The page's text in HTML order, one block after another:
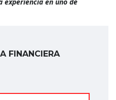
FINANCIERA